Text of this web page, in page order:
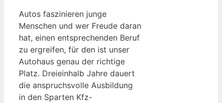
Autos faszinieren junge
Menschen und wer Freude daran
hat, einen entsprechenden Beruf
zu ergreifen, für den ist unser
Autohaus genau der richtige
Platz. Dreieinhalb Jahre dauert
die anspruchsvolle Ausbildung
in den Sparten Kfz-